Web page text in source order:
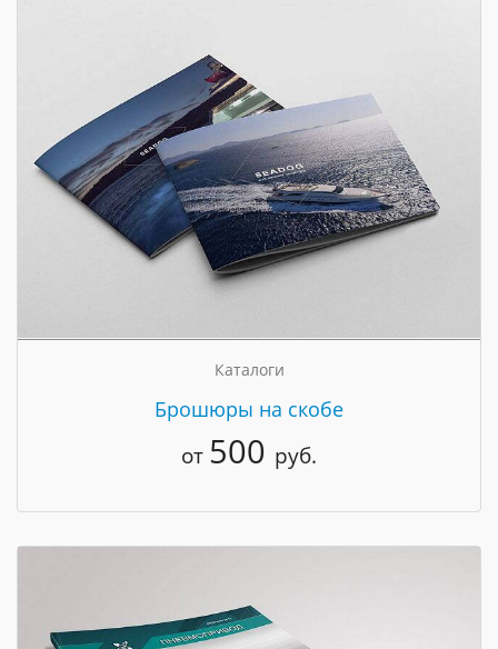
Каталоги
Брошюры на скобе
от 500 руб.